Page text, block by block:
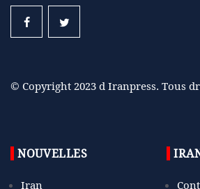
© Copyright 2023 d Iranpress. Tous
NOUVELLES
Iran